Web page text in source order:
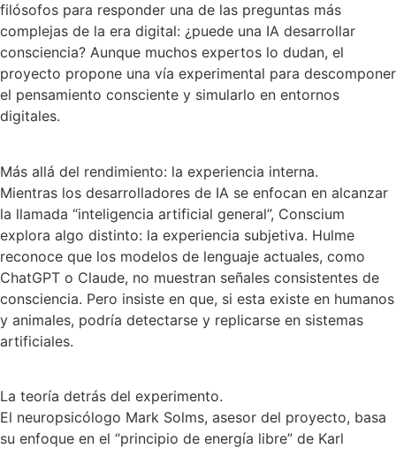
filósofos para responder una de las preguntas más
complejas de la era digital: ¿puede una IA desarrollar
consciencia? Aunque muchos expertos lo dudan, el
proyecto propone una vía experimental para descomponer
el pensamiento consciente y simularlo en entornos
digitales.
Más allá del rendimiento: la experiencia interna.
Mientras los desarrolladores de IA se enfocan en alcanzar
la llamada “inteligencia artificial general”, Conscium
explora algo distinto: la experiencia subjetiva. Hulme
reconoce que los modelos de lenguaje actuales, como
ChatGPT o Claude, no muestran señales consistentes de
consciencia. Pero insiste en que, si esta existe en humanos
y animales, podría detectarse y replicarse en sistemas
artificiales.
La teoría detrás del experimento.
El neuropsicólogo Mark Solms, asesor del proyecto, basa
su enfoque en el “principio de energía libre” de Karl